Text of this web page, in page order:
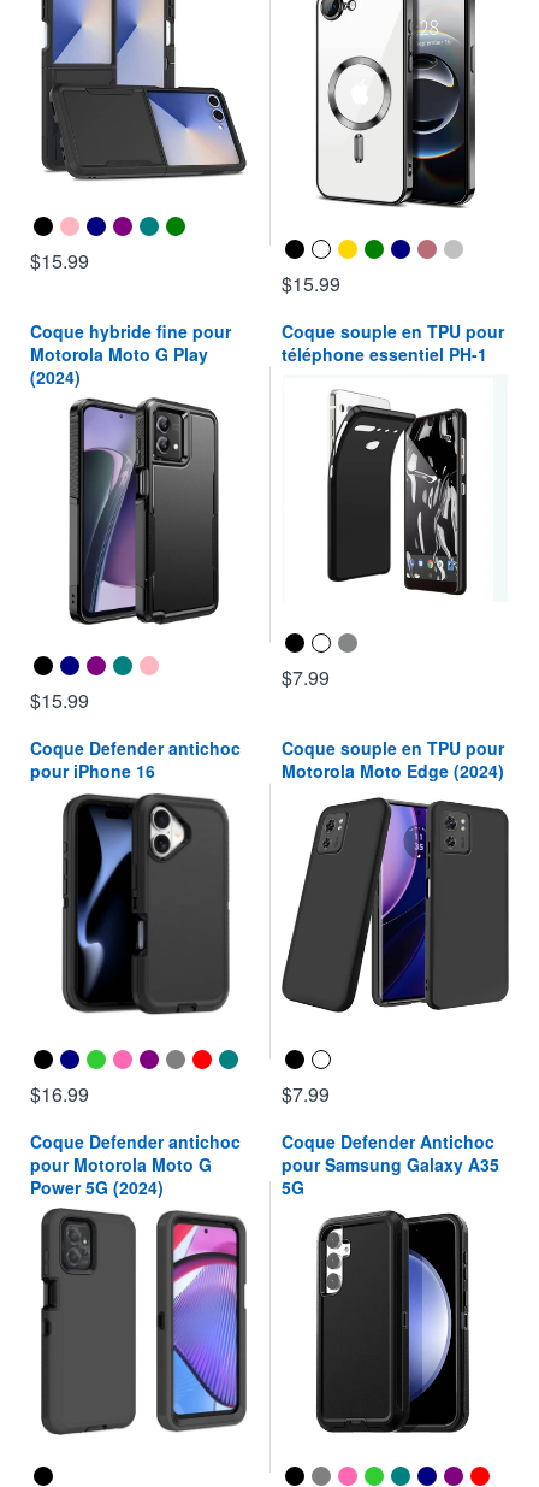
$15.99
$15.99
Coque hybride fine pour
Motorola Moto G Play
(2024)
$15.99
Coque souple en TPU pour
téléphone essentiel PH-1
$7.99
Coque Defender antichoc
pour iPhone 16
$16.99
Coque souple en TPU pour
Motorola Moto Edge (2024)
$7.99
Coque Defender antichoc
pour Motorola Moto G
Power 5G (2024)
Coque Defender Antichoc
pour Samsung Galaxy A35
5G